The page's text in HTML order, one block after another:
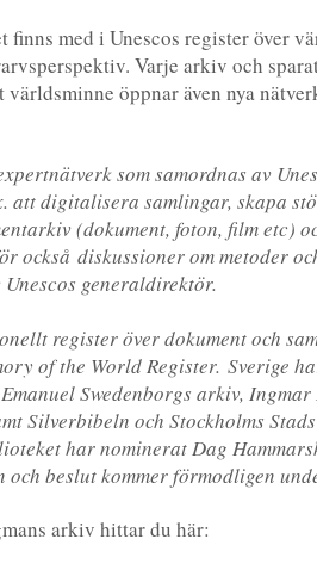
med i Unescos register över
Varje arkiv och
öppnar även nya
som samordnas av
att digitalisera samlingar, skapa
(dokument, foton, film etc)
också diskussioner om metoder
generaldirektör.
register över dokument och
of the World Register. Sverige
Swedenborgs arkiv,
Silverbibeln och Stockholms Stads
har nominerat Dag
beslut kommer förmodligen
arkiv hittar du här: